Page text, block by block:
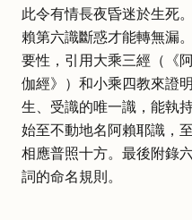
此令有情長夜昏迷於生死
賴第六識斷惑才能轉無漏
要性，引用大乘三經（《
伽經》）和小乘四教來證
生、受識的唯一識，能執
始至不動地名阿賴耶識，
相應普照十方。最後附錄
詞的命名規則。